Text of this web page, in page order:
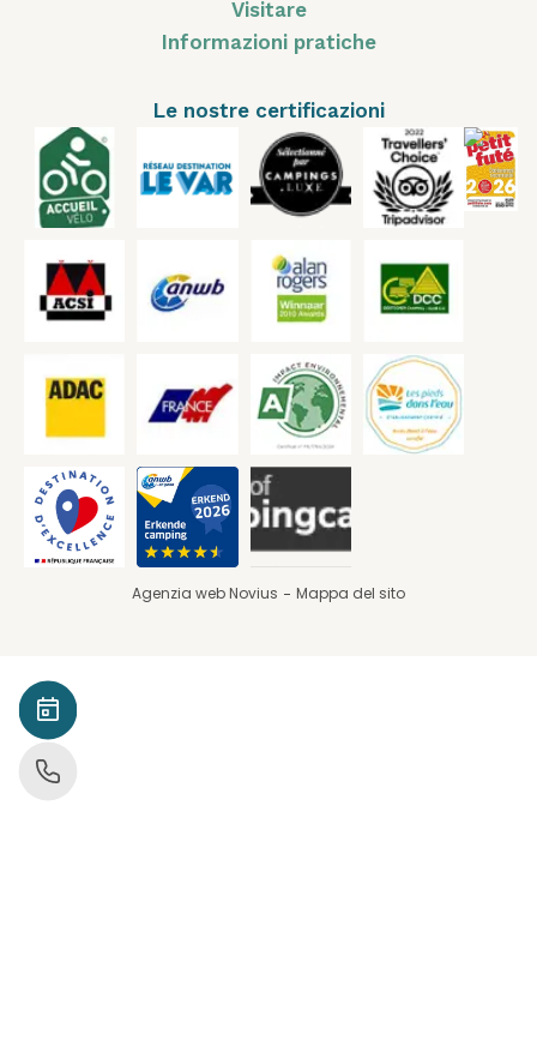
Visitare
Informazioni pratiche
Le nostre certificazioni
Agenzia web Novius Mappa del sito